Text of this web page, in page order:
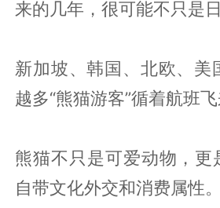
来的几年，很可能不只是日
新加坡、韩国、北欧、美
越多“熊猫游客”循着航班飞
熊猫不只是可爱动物，更
自带文化外交和消费属性。